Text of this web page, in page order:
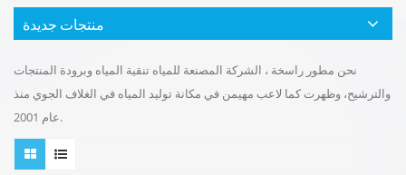
منتجات جديدة
نحن مطور راسخة ، الشركة المصنعة للمياه تنقية المياه وبرودة المنتجات
والترشيح، وظهرت كما لاعب مهيمن في مكانة توليد المياه في الغلاف الجوي منذ
عام 2001.